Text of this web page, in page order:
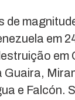
de
em
em
Guaira,
e Falcón.